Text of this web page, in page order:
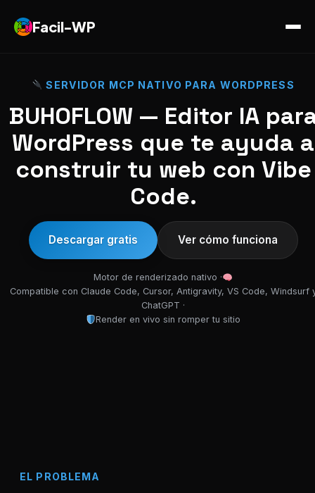
Facil-WP
SERVIDOR MCP NATIVO PARA WORDPRESS
BUHOFLOW — Editor IA
WordPress que te ayuda a
construir tu web con Vibe
Code.
Descargar gratis Ver cómo funciona
Motor de renderizado nativo ·
Compatible con Claude Code, Cursor, Antigravity, VS Code, Windsurf
ChatGPT ·
Render en vivo sin romper tu sitio
EL PROBLEMA